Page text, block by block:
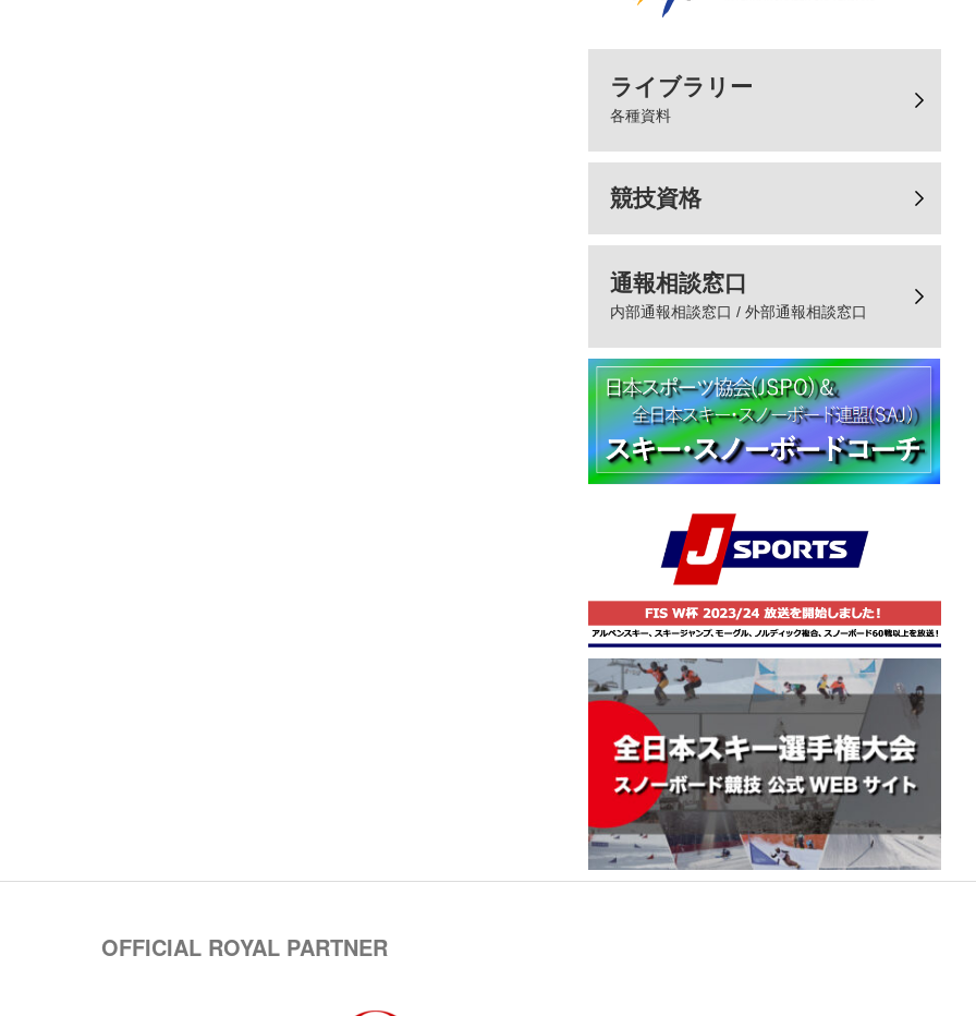
ライブラリー
各種資料
競技資格
通報相談窓口
内部通報相談窓口 / 外部通報相談窓口
OFFICIAL ROYAL PARTNER